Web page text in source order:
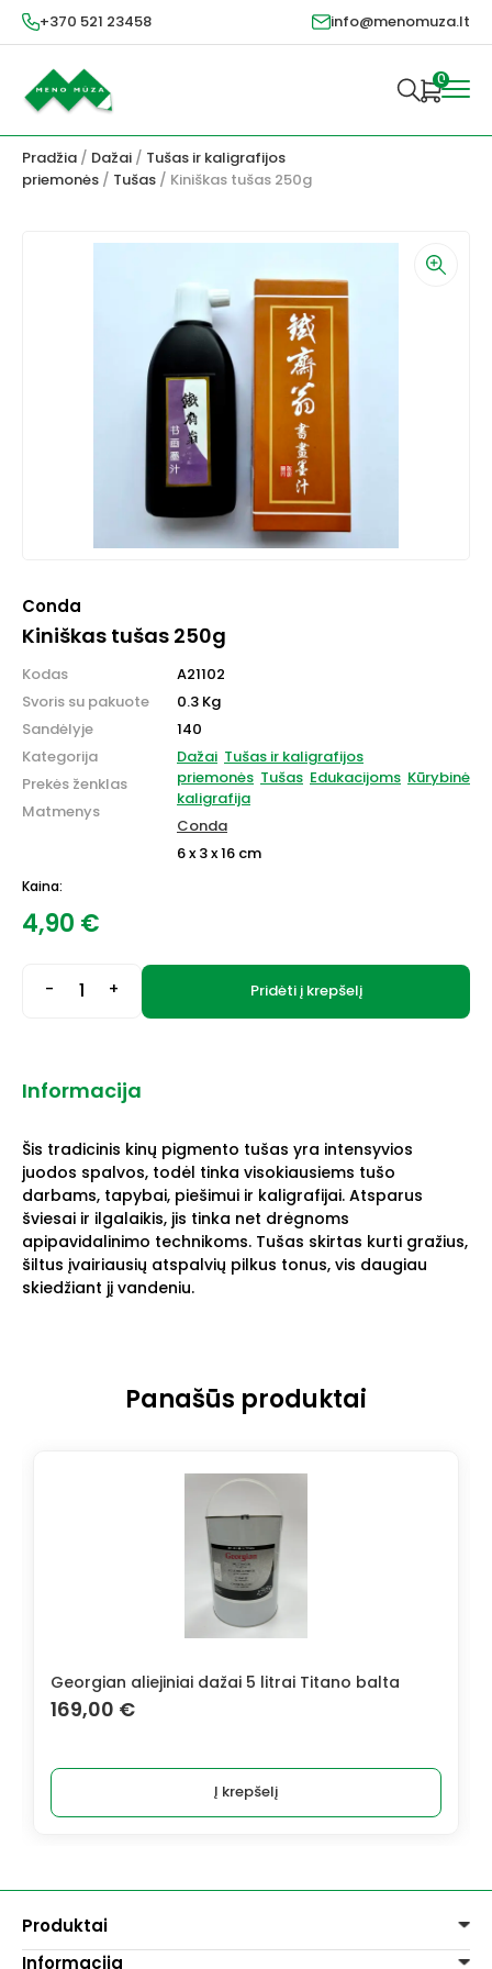
+370 521 23458 info@menomuza.lt
0
Pradžia / Dažai / Tušas ir kaligrafijos
priemonės / Tušas / Kiniškas tušas 250g
Conda
Kiniškas tušas 250g
Kodas
Svoris su pakuote
Sandėlyje
Kategorija
Prekės ženklas
Matmenys
A21102
0.3 Kg
140
Dažai Tušas ir kaligrafijos
priemonės Tušas Edukacijoms Kūrybinė
kaligrafija
Conda
6 x 3 x 16 cm
Kaina:
4,90 €
- + Pridėti į krepšelį
Informacija
Šis tradicinis kinų pigmento tušas yra intensyvios
juodos spalvos, todėl tinka visokiausiems tušo
darbams, tapybai, piešimui ir kaligrafijai. Atsparus
šviesai ir ilgalaikis, jis tinka net drėgnoms
apipavidalinimo technikoms. Tušas skirtas kurti gražius,
šiltus įvairiausių atspalvių pilkus tonus, vis daugiau
skiedžiant jį vandeniu.
Panašūs produktai
Georgian aliejiniai dažai 5 litrai Titano balta
169,00 €
Į krepšelį
Produktai
Informacija